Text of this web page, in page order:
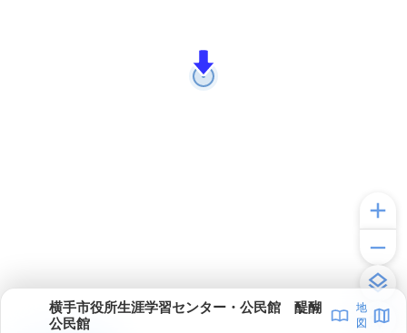
横手市役所生涯学習センター・公民館 醍醐
公民館
地
図